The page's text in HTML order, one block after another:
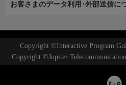
お客さまのデータ利用･外部送信に
Copyright ©Interactive Program
Copyright ©Jupiter